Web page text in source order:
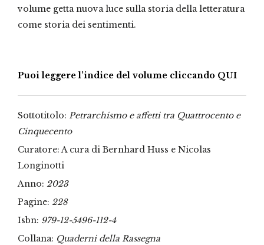
volume getta nuova luce sulla storia della letteratura
come storia dei sentimenti.
Puoi leggere l’indice del volume cliccando QUI
Sottotitolo: Petrarchismo e affetti tra Quattrocento e
Cinquecento
Curatore: A cura di Bernhard Huss e Nicolas
Longinotti
Anno: 2023
Pagine: 228
Isbn: 979-12-5496-112-4
Collana: Quaderni della Rassegna